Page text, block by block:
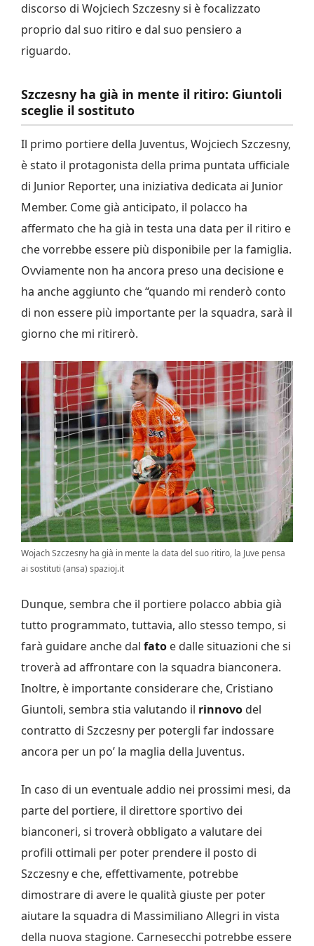
discorso di Wojciech Szczesny si è focalizzato
proprio dal suo ritiro e dal suo pensiero a
riguardo.
Szczesny ha già in mente il ritiro: Giuntoli
sceglie il sostituto
Il primo portiere della Juventus, Wojciech Szczesny,
è stato il protagonista della prima puntata ufficiale
di Junior Reporter, una iniziativa dedicata ai Junior
Member. Come già anticipato, il polacco ha
affermato che ha già in testa una data per il ritiro e
che vorrebbe essere più disponibile per la famiglia.
Ovviamente non ha ancora preso una decisione e
ha anche aggiunto che “quando mi renderò conto
di non essere più importante per la squadra, sarà il
giorno che mi ritirerò.
Wojach Szczesny ha già in mente la data del suo ritiro, la Juve pensa
ai sostituti (ansa) spazioj.it
Dunque, sembra che il portiere polacco abbia già
tutto programmato, tuttavia, allo stesso tempo, si
farà guidare anche dal fato e dalle situazioni che si
troverà ad affrontare con la squadra bianconera.
Inoltre, è importante considerare che, Cristiano
Giuntoli, sembra stia valutando il rinnovo del
contratto di Szczesny per potergli far indossare
ancora per un po’ la maglia della Juventus.
In caso di un eventuale addio nei prossimi mesi, da
parte del portiere, il direttore sportivo dei
bianconeri, si troverà obbligato a valutare dei
profili ottimali per poter prendere il posto di
Szczesny e che, effettivamente, potrebbe
dimostrare di avere le qualità giuste per poter
aiutare la squadra di Massimiliano Allegri in vista
della nuova stagione. Carnesecchi potrebbe essere